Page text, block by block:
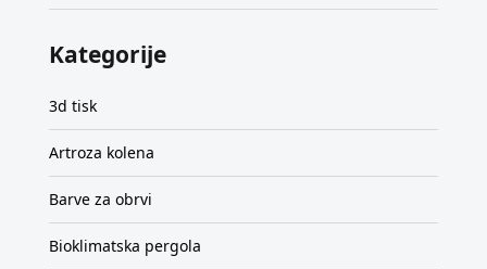
Kategorije
3d tisk
Artroza kolena
Barve za obrvi
Bioklimatska pergola